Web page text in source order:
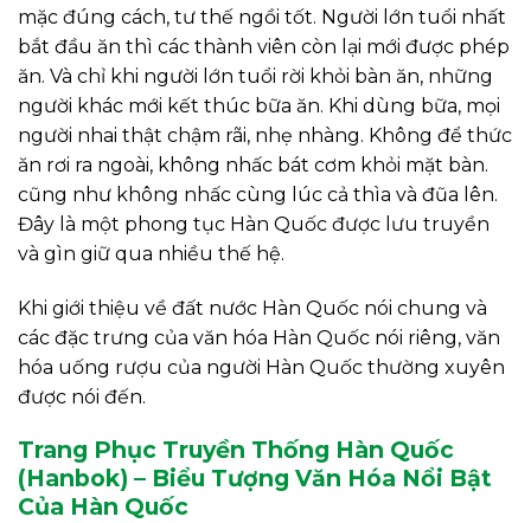
mặc đúng cách, tư thế ngồi tốt. Người lớn tuổi nhất
bắt đầu ăn thì các thành viên còn lại mới được phép
ăn. Và chỉ khi người lớn tuổi rời khỏi bàn ăn, những
người khác mới kết thúc bữa ăn. Khi dùng bữa, mọi
người nhai thật chậm rãi, nhẹ nhàng. Không để thức
ăn rơi ra ngoài, không nhấc bát cơm khỏi mặt bàn.
cũng như không nhấc cùng lúc cả thìa và đũa lên.
Đây là một phong tục Hàn Quốc được lưu truyền
và gìn giữ qua nhiều thế hệ.
Khi giới thiệu về đất nước Hàn Quốc nói chung và
các đặc trưng của văn hóa Hàn Quốc nói riêng, văn
hóa uống rượu của người Hàn Quốc thường xuyên
được nói đến.
Trang Phục Truyền Thống Hàn Quốc
(Hanbok) – Biểu Tượng Văn Hóa Nổi Bật
Của Hàn Quốc